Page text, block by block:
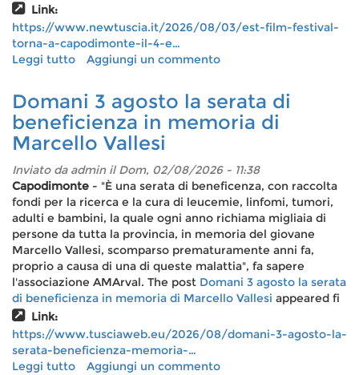
Link:
https://www.newtuscia.it/2026/08/03/est-film-festival-
torna-a-capodimonte-il-4-e…
Leggi tutto su
Film
Festival
torna
a
Capodimonte:
il
4
e
5
agosto
cinema
fantasy
sotto
le
del
lago
Aggiungi un commento
Domani 3 agosto la serata di
beneficienza in memoria di
Marcello Vallesi
Inviato da adminil Dom, 02/08/2026 - 11:38
Capodimonte - "È una serata di beneficenza, con raccolta
fondi per la ricerca e la cura di leucemie, linfomi, tumori,
adulti e bambini, la quale ogni anno richiama migliaia di
persone da tutta la provincia, in memoria del giovane
Marcello Vallesi, scomparso prematuramente anni fa,
proprio a causa di una di queste malattia", fa sapere
l'associazione AMArval. The post Domani 3 agosto la serata
di beneficienza in memoria di Marcello Vallesi appeared fi
Link:
https://www.tusciaweb.eu/2026/08/domani-3-agosto-la-
serata-beneficienza-memoria-…
Leggi tutto suAggiungi un commento